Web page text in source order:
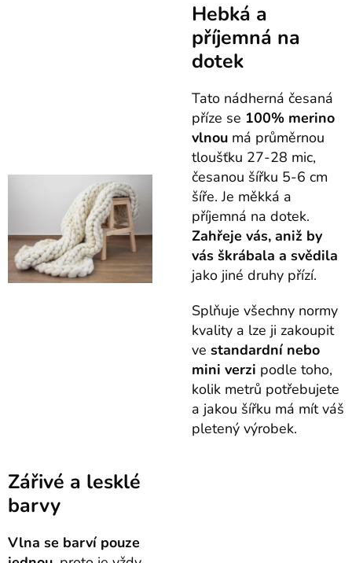
Hebká a
příjemná na
dotek
Tato nádherná česaná
příze se 100% merino
vlnou má průměrnou
tloušťku 27-28 mic,
česanou šířku 5-6 cm
šíře. Je měkká a
příjemná na dotek.
Zahřeje vás, aniž by
vás škrábala a svědila
jako jiné druhy přízí.
Splňuje všechny normy
kvality a lze ji zakoupit
ve standardní nebo
mini verzi podle toho,
kolik metrů potřebujete
a jakou šířku má mít váš
pletený výrobek.
Zářivé a lesklé
barvy
Vlna se barví pouze